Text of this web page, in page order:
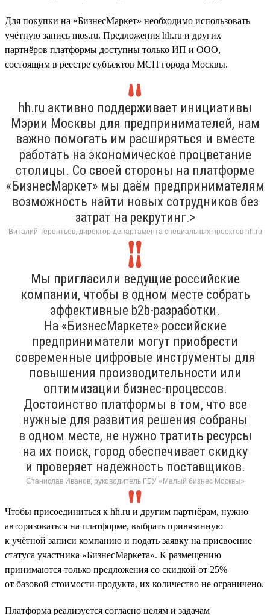
Для покупки на «БизнесМаркет» необходимо использовать
учётную запись mos.ru. Предложения hh.ru и других
партнёров платформы доступны только ИП и ООО,
состоящим в реестре субъектов МСП города Москвы.
hh.ru активно поддерживает инициативы
Мэрии Москвы для предпринимателей, нам
важно помогать им расширяться и вместе
работать на экономическое процветание
столицы. Со своей стороны на платформе
«БизнесМаркет» мы даём предпринимателям
возможность найти новых сотрудников без
затрат на рекрутинг.>
Виталий Терентьев, директор департамента специальных проектов hh.ru
Мы пригласили ведущие российские
компании, чтобы в одном месте собрать
эффективные b2b-разработки.
На «БизнесМаркете» российские
предприниматели могут приобрести
современные цифровые инструменты для
повышения производительности или
оптимизации бизнес-процессов.
Достоинство платформы в том, что все
нужные для развития решения собраны
в одном месте, не нужно тратить ресурсы
на их поиск, город обеспечивает скидку
и проверяет надежность поставщиков.
Станислав Иванов, руководитель ГБУ «Малый бизнес Москвы»
Чтобы присоединиться к hh.ru и другим партнёрам, нужно
авторизоваться на платформе, выбрать привязанную
к учётной записи компанию и подать заявку на присвоение
статуса участника «БизнесМаркета». К размещению
принимаются только предложения со скидкой от 25%
от базовой стоимости продукта, их количество не ограничено.
Платформа реализуется согласно целям и задачам